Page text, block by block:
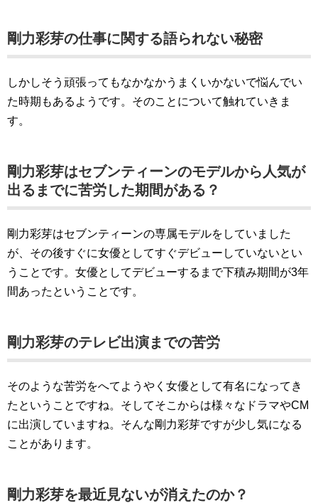
剛力彩芽の仕事に関する語られない秘密
しかしそう頑張ってもなかなかうまくいかないで悩んでい
た時期もあるようです。そのことについて触れていきま
す。
剛力彩芽はセブンティーンのモデルから人気が
出るまでに苦労した期間がある？
剛力彩芽はセブンティーンの専属モデルをしていました
が、その後すぐに女優としてすぐデビューしていないとい
うことです。女優としてデビューするまで下積み期間が3年
間あったということです。
剛力彩芽のテレビ出演までの苦労
そのような苦労をへてようやく女優として有名になってき
たということですね。そしてそこからは様々なドラマやCM
に出演していますね。そんな剛力彩芽ですが少し気になる
ことがあります。
剛力彩芽を最近見ないが消えたのか？